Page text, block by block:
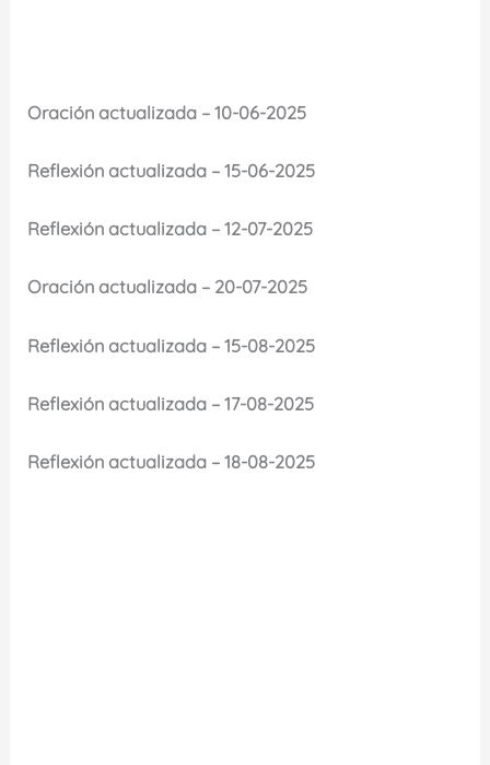
Oración actualizada – 10-06-2025
Reflexión actualizada – 15-06-2025
Reflexión actualizada – 12-07-2025
Oración actualizada – 20-07-2025
Reflexión actualizada – 15-08-2025
Reflexión actualizada – 17-08-2025
Reflexión actualizada – 18-08-2025